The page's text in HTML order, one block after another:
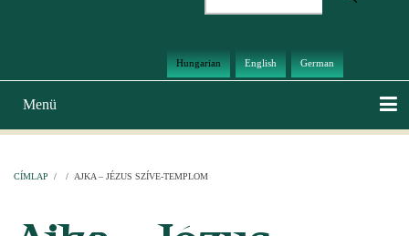
Hungarian English German
Main
navigation
Menü
CÍMLAP / / AJKA – JÉZUS SZÍVE-TEMPLOM